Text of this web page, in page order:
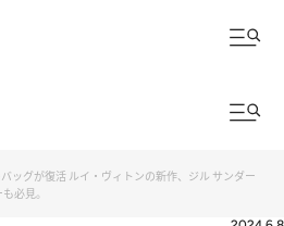
ッグが復活 ルイ・ヴィトンの新作、ジル サンダー
必見。